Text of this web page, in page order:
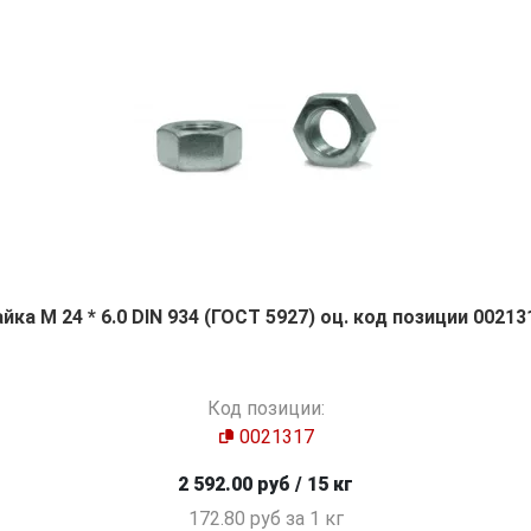
М 24 * 6.0 DIN 934 (ГОСТ 5927) оц. код позиции
Код позиции:
0021317
2 592.00 руб / 15 кг
172.80 руб за 1 кг